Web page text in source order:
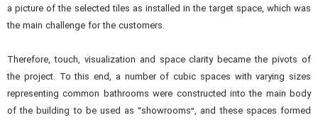
a picture of the selected tiles as installed in the target space, which was
the main challenge for the customers.
Therefore, touch, visualization and space clarity became the pivots of
the project. To this end, a number of cubic spaces with varying sizes
representing common bathrooms were constructed into the main body
of the building to be used as “showrooms”, and these spaces formed